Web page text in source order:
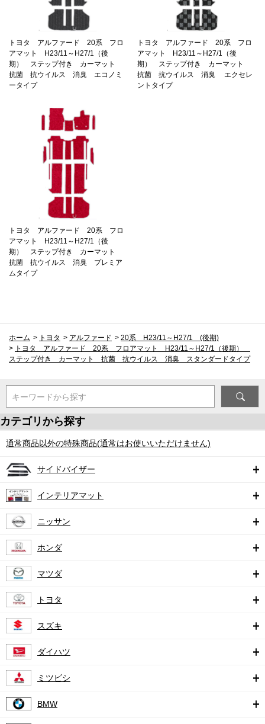
トヨタ アルファード 20系 フロ
アマット H23/11～H27/1（後
期） ステップ付き カーマット
抗菌 抗ウイルス 消臭 エコノミ
ータイプ
トヨタ アルファード 20系 フロ
アマット H23/11～H27/1（後
期） ステップ付き カーマット
抗菌 抗ウイルス 消臭 エクセレ
ントタイプ
トヨタ アルファード 20系 フロ
アマット H23/11～H27/1（後
期） ステップ付き カーマット
抗菌 抗ウイルス 消臭 プレミア
ムタイプ
ホーム > トヨタ > アルファード > 20系 H23/11～H27/1 (後期)
> トヨタ アルファード 20系 フロアマット H23/11～H27/1（後期）
ステップ付き カーマット 抗菌 抗ウイルス 消臭 スタンダードタイプ
キーワードから探す
カテゴリから探す
通常商品以外の特殊商品(通常はお使いいただけません)
サイドバイザー
インテリアマット
ニッサン
ホンダ
マツダ
トヨタ
スズキ
ダイハツ
ミツビシ
BMW